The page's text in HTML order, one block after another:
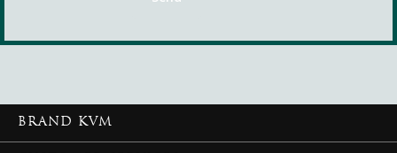
BRAND KVM